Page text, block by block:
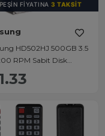
FIYATINA3 TAKSIT
HD502HJ 500GB 3.5
RPM Sabit Disk
HDD